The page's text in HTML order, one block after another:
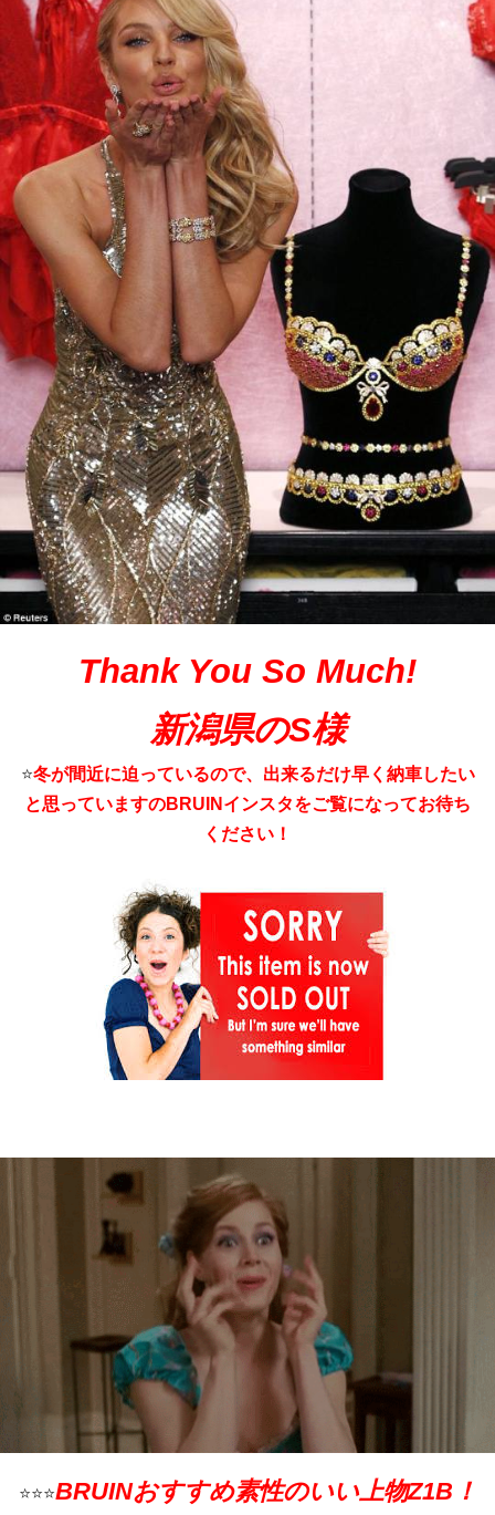
Thank You So Much!
新潟県のS様
⭐️冬が間近に迫っているので、出来るだけ早く納車したい
と思っていますのBRUINインスタをご覧になってお待ち
ください！
⭐️⭐️⭐️BRUINおすすめ素性のいい上物Z1B！